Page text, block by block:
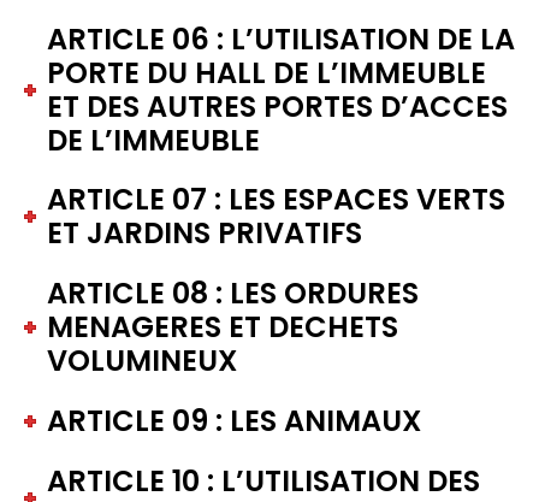
ARTICLE 06 : L’UTILISATION DE LA
PORTE DU HALL DE L’IMMEUBLE
ET DES AUTRES PORTES D’ACCES
DE L’IMMEUBLE
ARTICLE 07 : LES ESPACES VERTS
ET JARDINS PRIVATIFS
ARTICLE 08 : LES ORDURES
MENAGERES ET DECHETS
VOLUMINEUX
ARTICLE 09 : LES ANIMAUX
ARTICLE 10 : L’UTILISATION DES